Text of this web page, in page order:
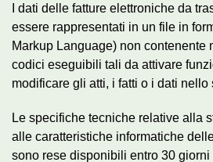
I dati delle fatture elettroniche da
essere rappresentati in un file in
Markup Language) non contenente
codici eseguibili tali da attivare
modificare gli atti, i fatti o i dati nello
Le specifiche tecniche relative alla
alle caratteristiche informatiche
sono rese disponibili entro 30 giorni